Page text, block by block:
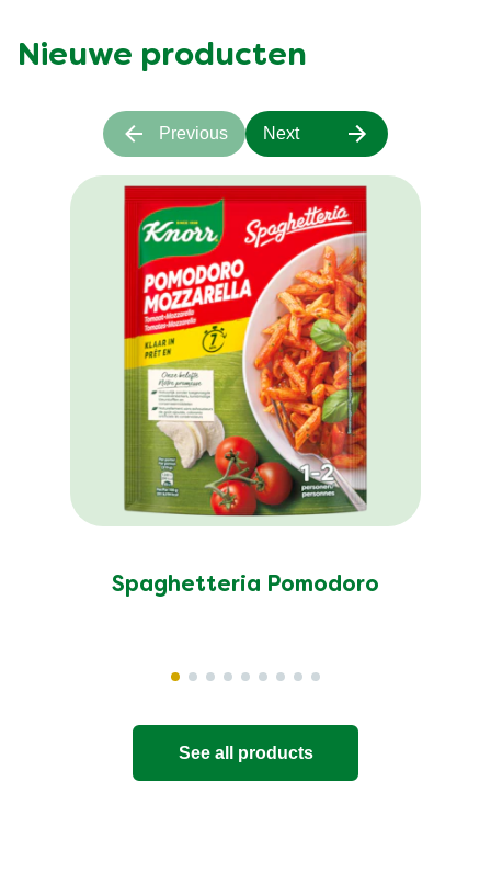
Nieuwe producten
Spaghetteria Pomodoro
Previous Next
See all products